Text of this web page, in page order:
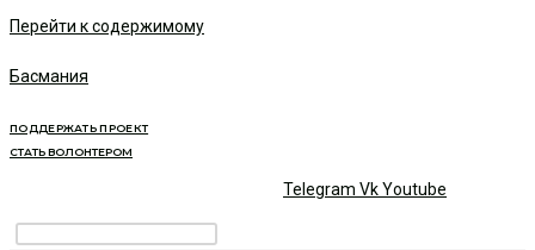
Перейти к содержимому
Басмания
ПОДДЕРЖАТЬ ПРОЕКТ
СТАТЬ ВОЛОНТЕРОМ
Telegram VkYoutube